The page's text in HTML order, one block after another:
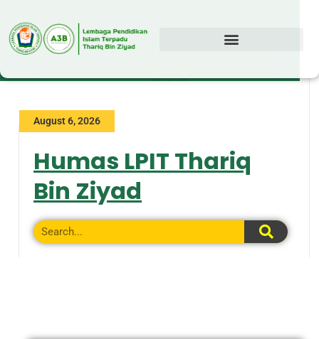
August 6, 2026
Humas LPIT Thariq
Bin Ziyad